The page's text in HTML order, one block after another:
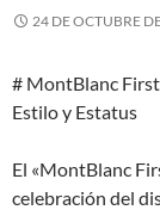
24 DE OCTUBRE
# MontBlanc
Estilo y Estatus
El «MontBlanc
celebración del